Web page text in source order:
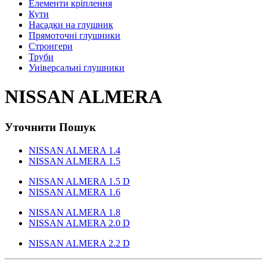
Елементи кріплення
Кути
Насадки на глушник
Прямоточні глушники
Стронгери
Труби
Універсальні глушники
NISSAN ALMERA
Уточнити Пошук
NISSAN ALMERA 1.4
NISSAN ALMERA 1.5
NISSAN ALMERA 1.5 D
NISSAN ALMERA 1.6
NISSAN ALMERA 1.8
NISSAN ALMERA 2.0 D
NISSAN ALMERA 2.2 D